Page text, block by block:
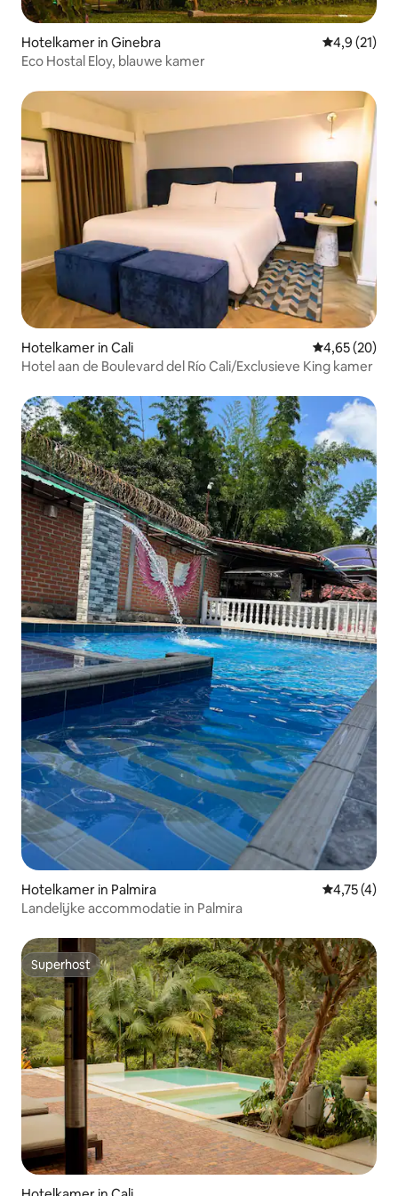
Hotelkamer in Ginebra
4,9 (21)
Eco Hostal Eloy, blauwe kamer
Hotelkamer in Cali Gemiddelde
4,65 (20)
Hotel aan de Boulevard del Río Cali/Exclusieve King kamer
Hotelkamer in Palmira
4,75 (4)
Landelijke accommodatie in Palmira
Superhost
Superhost